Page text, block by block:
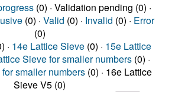
(0) · Validation pending (0) ·
(0) · Valid (0) · Invalid (0) · Error
(0)
· 14e Lattice Sieve (0) · 15e Lattice
Sieve for smaller numbers (0) ·
smaller numbers (0) · 16e Lattice
Sieve V5 (0)